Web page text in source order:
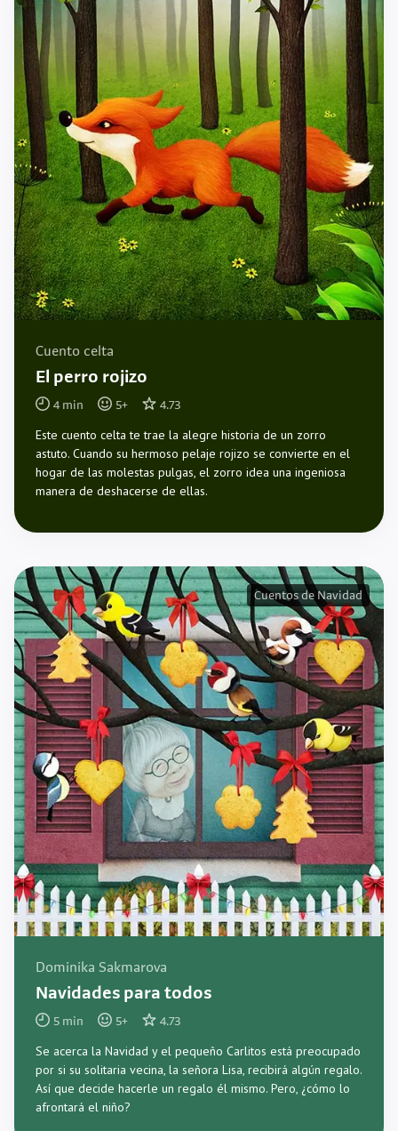
Cuento celta
El perro rojizo
4min 5+ 4.73
Este cuento celta te trae la alegre historia de un zorro
astuto. Cuando su hermoso pelaje rojizo se convierte en el
hogar de las molestas pulgas, el zorro idea una ingeniosa
manera de deshacerse de ellas.
Dominika Sakmarova
Navidades para todos
5 min 5+ 4.73
Se acerca la Navidad y el pequeño Carlitos está preocupado
por si su solitaria vecina, la señora Lisa, recibirá algún regalo.
Así que decide hacerle un regalo él mismo. Pero, ¿cómo lo
afrontará el niño?
Cuentos de Navidad